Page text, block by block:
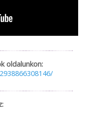
oldalunkon: